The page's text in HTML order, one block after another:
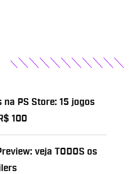
na PS Store: 15 jogos
100
veja TODOS os